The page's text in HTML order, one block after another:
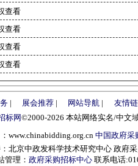
查看
查看
查看
查看
| 展会推荐| 网站导航 |
友情
标网©2000-2026 本站网络实名/中文
www.chinabidding.org.cn 中国政府采
北京中政发科学技术研究中心 政府
管理： 政府采购招标中心 联系电话